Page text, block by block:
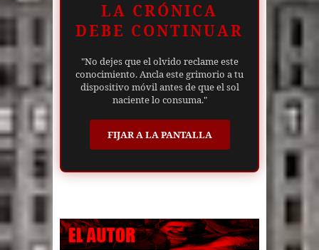
LA CRÓNICA
DEBE CONTINUAR
"No dejes que el olvido reclame este
conocimiento. Ancla este grimorio a tu
dispositivo móvil antes de que el sol
naciente lo consuma."
FIJAR A LA PANTALLA